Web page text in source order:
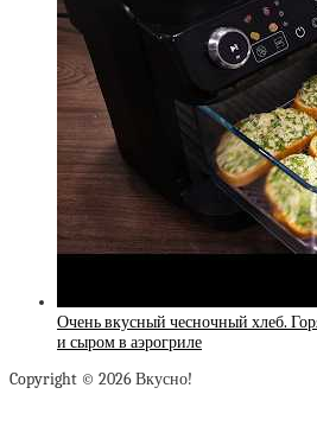
Очень вкусный чесночный хлеб.
и сыром в аэрогриле
Copyright © 2026 Вкусно!